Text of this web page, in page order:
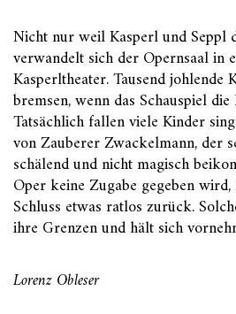
Nicht nur weil Kasperl und Seppl
verwandelt sich der Opernsaal in
Kasperltheater. Tausend johlende
bremsen, wenn das Schauspiel
Tatsächlich fallen viele Kinder
von Zauberer Zwackelmann, der
schälend und nicht magisch
Oper keine Zugabe gegeben
Schluss etwas ratlos zurück.
ihre Grenzen und hält sich
Lorenz Obleser